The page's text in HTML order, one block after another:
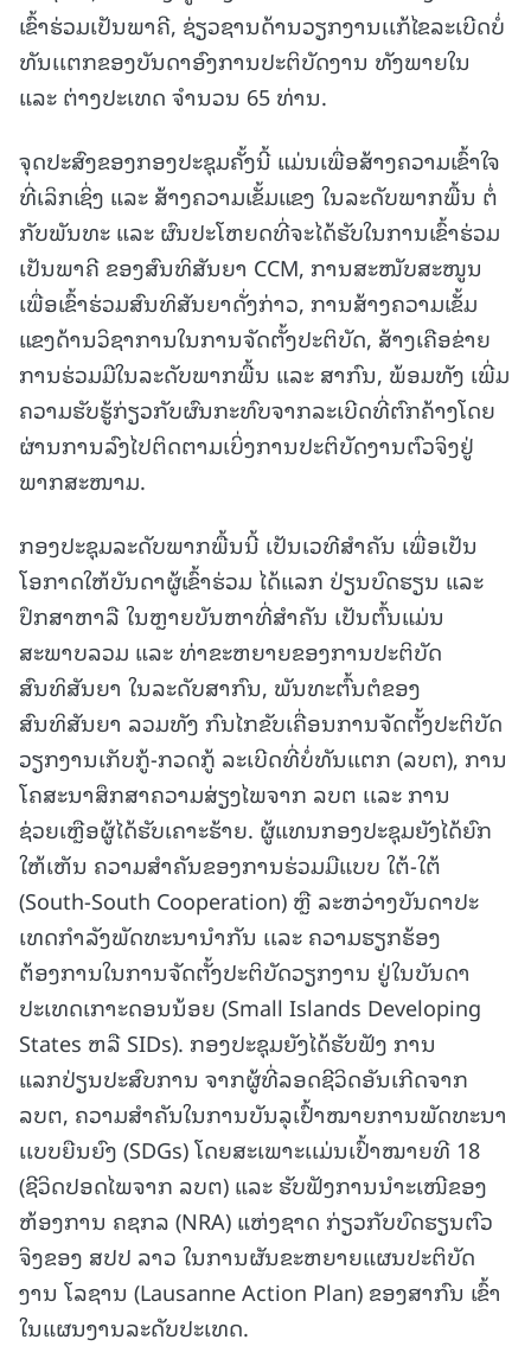
ເຂົ້າຮ່ວມເປັນພາຄີ, ຊ່ຽວຊານດ້ານວຽກງານເເກ້ໄຂລະເບີດບໍ່
ທັນເເຕກຂອງບັນດາອົງການປະຕິບັດງານ ທັງພາຍໃນ
ແລະ ຕ່າງປະເທດ ຈຳນວນ 65 ທ່ານ.
ຈຸດປະສົງຂອງກອງປະຊຸມຄັ້ງນີ້ ແມ່ນເພື່ອສ້າງຄວາມເຂົ້າໃຈ
ທີ່ເລິກເຊິ່ງ ແລະ ສ້າງຄວາມເຂັ້ມແຂງ ໃນລະດັບພາກພື້ນ ຕໍ່
ກັບພັນທະ ແລະ ຜົນປະໂຫຍດທີ່ຈະໄດ້ຮັບໃນການເຂົ້າຮ່ວມ
ເປັນພາຄີ ຂອງສົນທິສັນຍາ CCM, ການສະໜັບສະໜູນ
ເພື່ອເຂົ້າຮ່ວມສົນທິສັນຍາດັ່ງກ່າວ, ການສ້າງຄວາມເຂັ້ມ
ແຂງດ້ານວິຊາການໃນການຈັດຕັ້ງປະຕິບັດ, ສ້າງເຄືອຂ່າຍ
ການຮ່ວມມືໃນລະດັບພາກພື້ນ ແລະ ສາກົນ, ພ້ອມທັງ ເພີ່ມ
ຄວາມຮັບຮູ້ກ່ຽວກັບຜົນກະທົບຈາກລະເບີດທີ່ຕົກຄ້າງໂດຍ
ຜ່ານການລົງໄປຕິດຕາມເບິ່ງການປະຕິບັດງານຕົວຈິງຢູ່
ພາກສະໜາມ.
ກອງປະຊຸມລະດັບພາກພື້ນນີ້ ເປັນເວທີສໍາຄັນ ເພື່ອເປັນ
ໂອກາດໃຫ້ບັນດາຜູ້ເຂົ້າຮ່ວມ ໄດ້ແລກ ປ່ຽນບົດຮຽນ ແລະ
ປຶກສາຫາລື ໃນຫຼາຍບັນຫາທີ່ສຳຄັນ ເປັນຕົ້ນແມ່ນ
ສະພາບລວມ ແລະ ທ່າຂະຫຍາຍຂອງການປະຕິບັດ
ສົນທິສັນຍາ ໃນລະດັບສາກົນ, ພັນທະຕົ້ນຕໍຂອງ
ສົນທິສັນຍາ ລວມທັງ ກົນໄກຂັບເຄື່ອນການຈັດຕັ້ງປະຕິບັດ
ວຽກງານເກັບກູ້-ກວດກູ້ ລະເບີດທີ່ບໍ່ທັນແຕກ (ລບຕ), ການ
ໂຄສະນາສຶກສາຄວາມສ່ຽງໄພຈາກ ລບຕ ເເລະ ການ
ຊ່ວຍເຫຼືອຜູ້ໄດ້ຮັບເຄາະຮ້າຍ. ຜູ້ແທນກອງປະຊຸມຍັງໄດ້ຍົກ
ໃຫ້ເຫັນ ຄວາມສໍາຄັນຂອງການຮ່ວມມືແບບ ໃຕ້-ໃຕ້
(South-South Cooperation) ຫຼື ລະຫວ່າງບັນດາປະ
ເທດກໍາລັງພັດທະນານໍາກັນ ເເລະ ຄວາມຮຽກຮ້ອງ
ຕ້ອງການໃນການຈັດຕັ້ງປະຕິບັດວຽກງານ ຢູ່ໃນບັນດາ
ປະເທດເກາະດອນນ້ອຍ (Small Islands Developing
States ຫລື SIDs). ກອງປະຊຸມຍັງໄດ້ຮັບຟັງ ການ
ແລກປ່ຽນປະສົບການ ຈາກຜູ້ທີ່ລອດຊີວິດອັນເກີດຈາກ
ລບຕ, ຄວາມສໍາຄັນໃນການບັນລຸເປົ້າໝາຍການພັດທະນາ
ເເບບຍືນຍົງ (SDGs) ໂດຍສະເພາະເເມ່ນເປົ້າໝາຍທີ 18
(ຊີວິດປອດໄພຈາກ ລບຕ) ແລະ ຮັບຟັງການນຳະເໜີຂອງ
ຫ້ອງການ ຄຊກລ (NRA) ແຫ່ງຊາດ ກ່ຽວກັບບົດຮຽນຕົວ
ຈິງຂອງ ສປປ ລາວ ໃນການຜັນຂະຫຍາຍແຜນປະຕິບັດ
ງານ ໂລຊານ (Lausanne Action Plan) ຂອງສາກົນ ເຂົ້າ
ໃນແຜນງານລະດັບປະເທດ.